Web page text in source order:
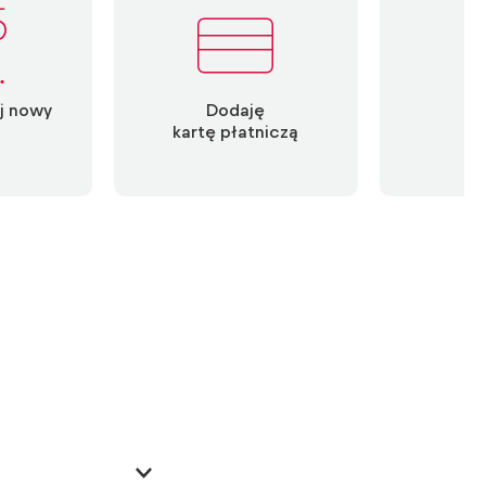
nowy
Dodaję
kartę płatniczą